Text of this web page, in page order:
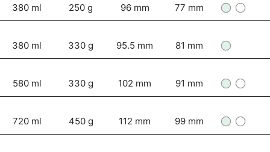
380 ml 250 g 96 mm 77 mm
380 ml 330 g 95.5 mm 81 mm
580 ml 330 g 102 mm 91 mm
720 ml 450 g 112 mm 99 mm